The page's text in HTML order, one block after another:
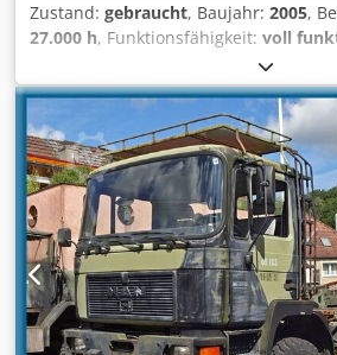
Zustand: gebraucht, Baujahr: 2005,
27.000 h, Funktionsfähigkeit: voll
, Anzahl der
Vorschubmotors:22 W, ZE 905 in
im Kundenauftrag! Max. Durchlass
32m/min Zentralschmierung Dcodjy R
Service immer durchgeführt Läuft
Betrieb besichtigt werden Maschine
mit Variopress-System ersetzt!